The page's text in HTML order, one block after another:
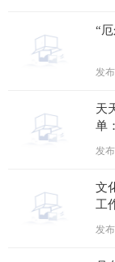
“
发
天
单
发
文
工
发